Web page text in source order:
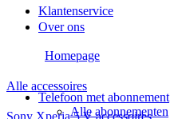
Klantenservice
Over ons
Telefoon met abonnement
Alle abonnementen
Homepage
Alle accessoires
Sony Xperia 5 V accessoires